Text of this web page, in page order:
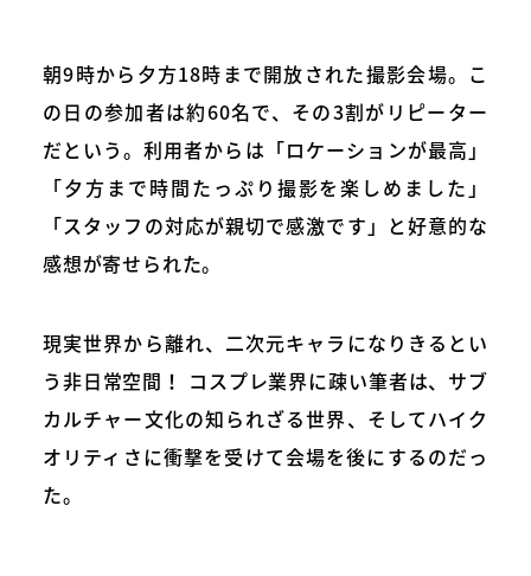
朝9時から夕方18時まで開放された撮影会場。こ
の日の参加者は約60名で、その3割がリピーター
だという。利用者からは「ロケーションが最高」
「夕方まで時間たっぷり撮影を楽しめました」
「スタッフの対応が親切で感激です」と好意的な
感想が寄せられた。
現実世界から離れ、二次元キャラになりきるとい
う非日常空間！ コスプレ業界に疎い筆者は、サブ
カルチャー文化の知られざる世界、そしてハイク
オリティさに衝撃を受けて会場を後にするのだっ
た。